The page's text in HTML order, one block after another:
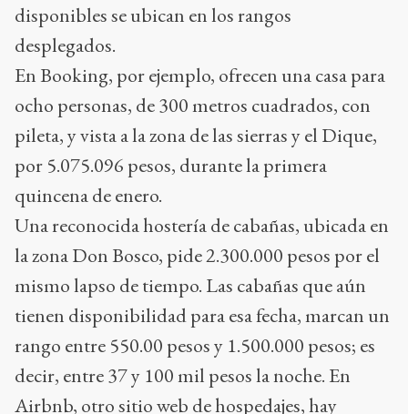
disponibles se ubican en los rangos
desplegados.
En Booking, por ejemplo, ofrecen una casa para
ocho personas, de 300 metros cuadrados, con
pileta, y vista a la zona de las sierras y el Dique,
por 5.075.096 pesos, durante la primera
quincena de enero.
Una reconocida hostería de cabañas, ubicada en
la zona Don Bosco, pide 2.300.000 pesos por el
mismo lapso de tiempo. Las cabañas que aún
tienen disponibilidad para esa fecha, marcan un
rango entre 550.00 pesos y 1.500.000 pesos; es
decir, entre 37 y 100 mil pesos la noche. En
Airbnb, otro sitio web de hospedajes, hay